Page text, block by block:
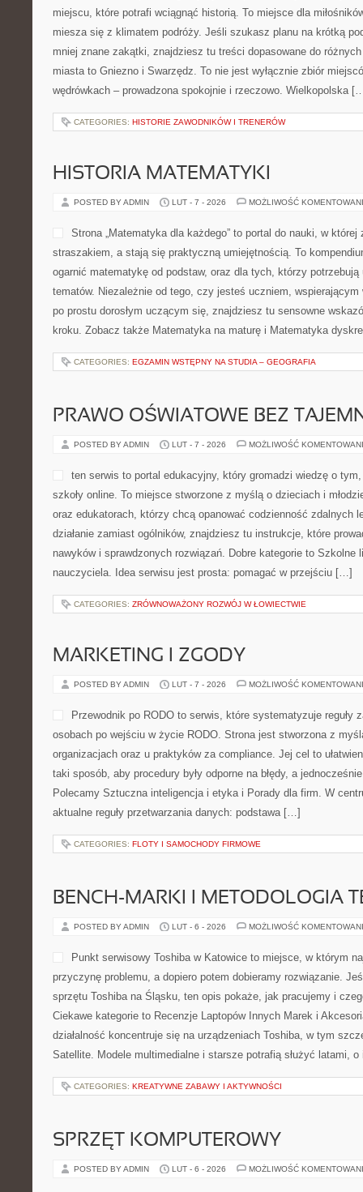
miejscu, które potrafi wciągnąć historią. To miejsce dla
miesza się z klimatem podróży. Jeśli szukasz planu na krótką
mniej znane zakątki, znajdziesz tu treści dopasowane do
miasta to Gniezno i Swarzędz. To nie jest wyłącznie zbiór
wędrówkach – prowadzona spokojnie i rzeczowo. Wielkopolska
CATEGORIES: HISTORIE ZAWODNIKÓW I TRENERÓW
HISTORIA MATEMATYKI
POSTED BY ADMIN LUT - 7 - 2026 MOŻLIWOŚĆ
Strona „Matematyka dla każdego” to portal do nauki, w
straszakiem, a stają się praktyczną umiejętnością. To
ogarnić matematykę od podstaw, oraz dla tych, którzy potrzebują
tematów. Niezależnie od tego, czy jesteś uczniem,
po prostu dorosłym uczącym się, znajdziesz tu sensowne
kroku. Zobacz także Matematyka na maturę i Matematyka
CATEGORIES: EGZAMIN WSTĘPNY NA STUDIA – GEOGRAFIA
PRAWO OŚWIATOWE BEZ
POSTED BY ADMIN LUT - 7 - 2026 MOŻLIWOŚĆ
ten serwis to portal edukacyjny, który gromadzi wiedzę o
szkoły online. To miejsce stworzone z myślą o dzieciach i
oraz edukatorach, którzy chcą opanować codzienność zdalnych
działanie zamiast ogólników, znajdziesz tu instrukcje, które
nawyków i sprawdzonych rozwiązań. Dobre kategorie to Szkolne
nauczyciela. Idea serwisu jest prosta: pomagać w przejściu […]
CATEGORIES: ZRÓWNOWAŻONY ROZWÓJ W ŁOWIECTWIE
MARKETING I ZGODY
POSTED BY ADMIN LUT - 7 - 2026 MOŻLIWOŚĆ
Przewodnik po RODO to serwis, które systematyzuje reguły
osobach po wejściu w życie RODO. Strona jest stworzona z
organizacjach oraz u praktyków za compliance. Jej cel to
taki sposób, aby procedury były odporne na błędy, a
Polecamy Sztuczna inteligencja i etyka i Porady dla firm. W
aktualne reguły przetwarzania danych: podstawa […]
CATEGORIES: FLOTY I SAMOCHODY FIRMOWE
BENCH-MARKI I METODOLOGIA
POSTED BY ADMIN LUT - 6 - 2026 MOŻLIWOŚĆ
Punkt serwisowy Toshiba w Katowice to miejsce, w którym
przyczynę problemu, a dopiero potem dobieramy rozwiązanie.
sprzętu Toshiba na Śląsku, ten opis pokaże, jak pracujemy i
Ciekawe kategorie to Recenzje Laptopów Innych Marek i
działalność koncentruje się na urządzeniach Toshiba, w tym
Satellite. Modele multimedialne i starsze potrafią służyć latami,
CATEGORIES: KREATYWNE ZABAWY I AKTYWNOŚCI
SPRZĘT KOMPUTEROWY
POSTED BY ADMIN LUT - 6 - 2026 MOŻLIWOŚĆ